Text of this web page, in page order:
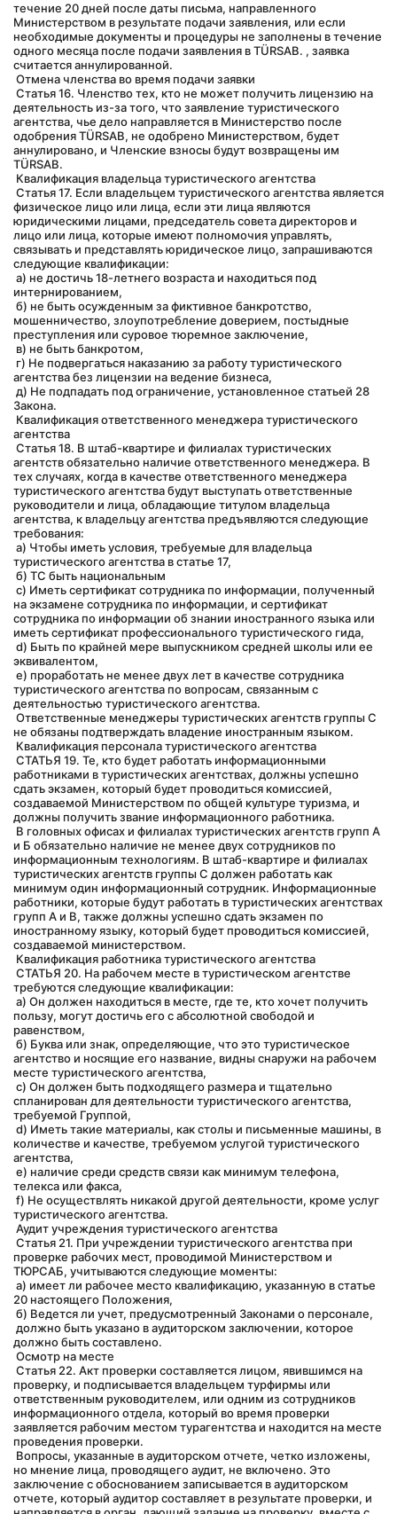
течение 20 дней после даты письма, направленного
Министерством в результате подачи заявления, или если
необходимые документы и процедуры не заполнены в течение
одного месяца после подачи заявления в TÜRSAB. , заявка
считается аннулированной.
Отмена членства во время подачи заявки
деятельность из-за того, что заявление туристического
агентства, чье дело направляется в Министерство после
одобрения TÜRSAB, не одобрено Министерством, будет
аннулировано, и Членские взносы будут возвращены им
TÜRSAB.
Квалификация владельца туристического агентства
физическое лицо или лица, если эти лица являются
юридическими лицами, председатель совета директоров и
лицо или лица, которые имеют полномочия управлять,
связывать и представлять юридическое лицо, запрашиваются
следующие квалификации:
интернированием,
мошенничество, злоупотребление доверием, постыдные
преступления или суровое тюремное заключение,
в) не быть банкротом,
агентства без лицензии на ведение бизнеса,
Закона.
агентства
агентств обязательно наличие ответственного менеджера. В
тех случаях, когда в качестве ответственного менеджера
туристического агентства будут выступать ответственные
руководители и лица, обладающие титулом владельца
агентства, к владельцу агентства предъявляются следующие
требования:
туристического агентства в статье 17,
б) ТС быть национальным
на экзамене сотрудника по информации, и сертификат
сотрудника по информации об знании иностранного языка или
иметь сертификат профессионального туристического гида,
эквивалентом,
туристического агентства по вопросам, связанным с
деятельностью туристического агентства.
не обязаны подтверждать владение иностранным языком.
Квалификация персонала туристического агентства
работниками в туристических агентствах, должны успешно
сдать экзамен, который будет проводиться комиссией,
создаваемой Министерством по общей культуре туризма, и
должны получить звание информационного работника.
и Б обязательно наличие не менее двух сотрудников по
информационным технологиям. В штаб-квартире и филиалах
туристических агентств группы С должен работать как
минимум один информационный сотрудник. Информационные
работники, которые будут работать в туристических агентствах
групп А и В, также должны успешно сдать экзамен по
иностранному языку, который будет проводиться комиссией,
создаваемой министерством.
Квалификация работника туристического агентства
требуются следующие квалификации:
пользу, могут достичь его с абсолютной свободой и
равенством,
агентство и носящие его название, видны снаружи на рабочем
месте туристического агентства,
спланирован для деятельности туристического агентства,
требуемой Группой,
количестве и качестве, требуемом услугой туристического
агентства,
телекса или факса,
туристического агентства.
Аудит учреждения туристического агентства
проверке рабочих мест, проводимой Министерством и
ТЮРСАБ, учитываются следующие моменты:
20 настоящего Положения,
б) Ведется ли учет, предусмотренный Законами о персонале,
должно быть составлено.
Осмотр на месте
проверку, и подписывается владельцем турфирмы или
ответственным руководителем, или одним из сотрудников
информационного отдела, который во время проверки
заявляется рабочим местом турагентства и находится на месте
проведения проверки.
но мнение лица, проводящего аудит, не включено. Это
заключение с обоснованием записывается в аудиторском
отчете, который аудитор составляет в результате проверки, и